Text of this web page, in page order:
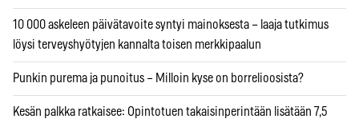
10 000 askeleen päivätavoite syntyi mainoksesta – laaja tutkimus
löysi terveyshyötyjen kannalta toisen merkkipaalun
Punkin purema ja punoitus – Milloin kyse on borrelioosista?
Kesän palkka ratkaisee: Opintotuen takaisinperintään lisätään 7,5